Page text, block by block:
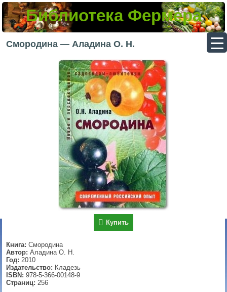
Библиотека Фермера
Смородина — Аладина О. Н.
Купить
Книга: Смородина
Автор: Аладина О. Н.
Год: 2010
Издательство: Кладезь
ISBN: 978-5-366-00148-9
Страниц: 256
▼
▼